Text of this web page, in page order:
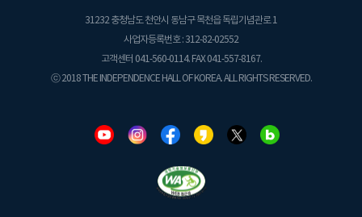
31232 충청남도 천안시 동남구 목천읍 독립기념관로 1
사업자등록번호 : 312-82-02552
고객센터 041-560-0114. FAX 041-557-8167.
ⓒ 2018 THE INDEPENDENCE HALL OF KOREA. ALL RIGHTS RESERVED.